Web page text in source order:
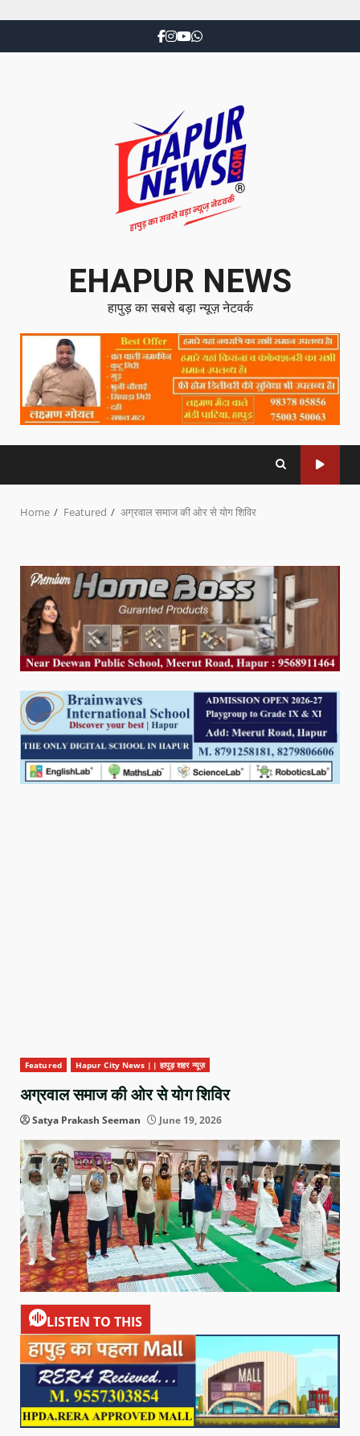
EHAPUR NEWS
हापुड़ का सबसे बड़ा न्यूज़ नेटवर्क
Home Featured अग्रवाल समाज की ओर से योग शिविर
Featured Hapur City News || हापुड़ शहर न्यूज़
अग्रवाल समाज की ओर से योग शिविर
Satya Prakash Seeman June 19, 2026
LISTEN TO THIS